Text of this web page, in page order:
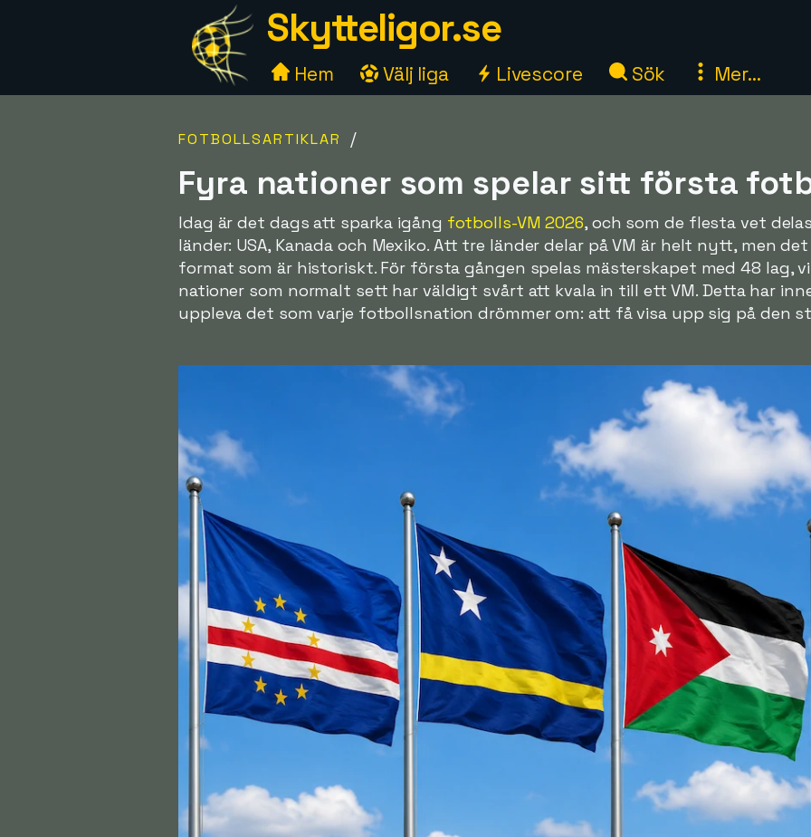
Skytteligor.se
Hem Välj liga Livescore Sök Mer...
FOTBOLLSARTIKLAR /
Fyra nationer som spelar sitt första
Idag är det dags att sparka igång fotbolls-VM 2026, och som de flesta vet
länder: USA, Kanada och Mexiko. Att tre länder delar på VM är helt nytt, men
format som är historiskt. För första gången spelas mästerskapet med 48 lag,
nationer som normalt sett har väldigt svårt att kvala in till ett VM. Detta har
uppleva det som varje fotbollsnation drömmer om: att få visa upp sig på den